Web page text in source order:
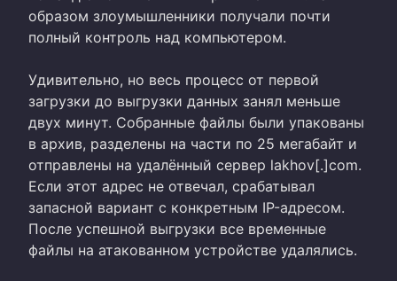
образом злоумышленники получали почти
полный контроль над компьютером.
Удивительно, но весь процесс от первой
загрузки до выгрузки данных занял меньше
двух минут. Собранные файлы были упакованы
в архив, разделены на части по 25 мегабайт и
отправлены на удалённый сервер lakhov[.]com.
Если этот адрес не отвечал, срабатывал
запасной вариант с конкретным IP-адресом.
После успешной выгрузки все временные
файлы на атакованном устройстве удалялись.